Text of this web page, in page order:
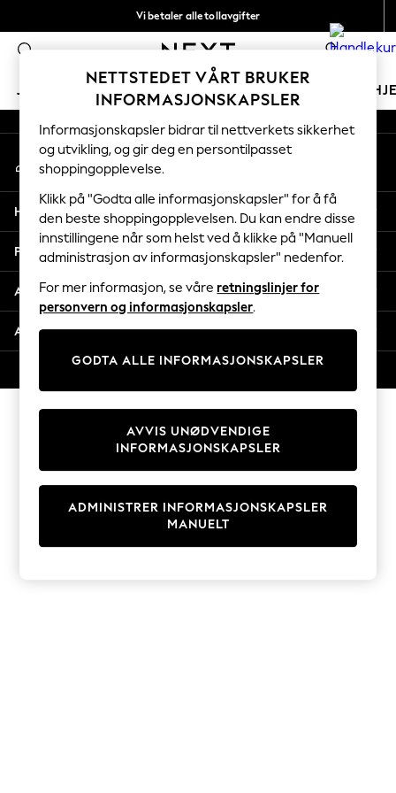
Vi betaler alle tollavgifter
Fleksible og sikre betalinger med Klarna 0
JENTER GUTTER BABY KVINNER
GIRLS
New In
50 - 92cm
98 - 110cm
116 - 134cm
140 - 174cm
Trending: Top & Short Sets
Trending: Clogs
Toy Story
THE SET
Coats & Jackets
Sweatshirts & Hoodies
Knitwear
Cardigans
Dresses
Sets & Outfits
T-Shirts
An error occurred on client
Våre sosiale nettverk
Min konto
Logg inn på kontoen din
Hjelp
Personvern & Juridisk
Avdelinger
Andre tjenester
NETTSTEDET VÅRT BRUKER
INFORMASJONSKAPSLER
Informasjonskapsler bidrar til nettverkets sikkerhet
og utvikling, og gir deg en persontilpasset
shoppingopplevelse.
Klikk på "Godta alle informasjonskapsler" for å få
den beste shoppingopplevelsen. Du kan endre disse
innstillingene når som helst ved å klikke på "Manuell
administrasjon av informasjonskapsler" nedenfor.
For mer informasjon, se våre retningslinjer for
personvern og informasjonskapsler.
GODTA ALLE INFORMASJONSKAPSLER
ADMINISTRER INFORMASJONSKAPSLER
MANUELT
AVVIS UNØDVENDIGE
INFORMASJONSKAPSLER